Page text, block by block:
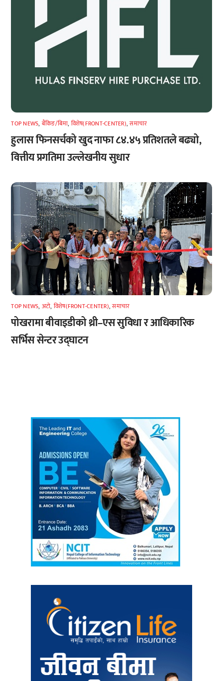
TOP NEWS, बैंकिङ/बिमा, विशेष(FRONT-CENTER),समाचार
हुलास फिनसर्चको खुद नाफा ८४.४५ प्रतिशतले बढ्यो,
वित्तीय प्रगतिमा उल्लेखनीय सुधार
TOP NEWS, अटाे, विशेष(FRONT-CENTER),समाचार
पोखरामा बीवाइडीको थ्री–एस सुविधा र आधिकारिक
सर्भिस सेन्टर उद्घाटन